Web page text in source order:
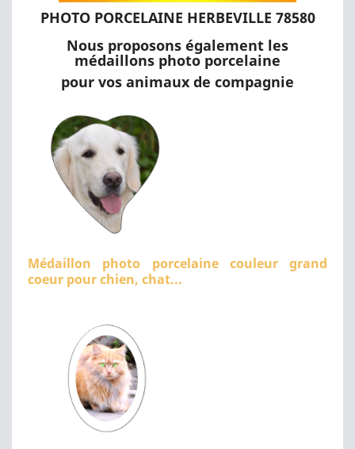
PHOTO PORCELAINE HERBEVILLE 78580
Nous proposons également les
médaillons photo porcelaine
pour vos animaux de compagnie
Médaillon photo porcelaine couleur grand
coeur pour chien, chat...